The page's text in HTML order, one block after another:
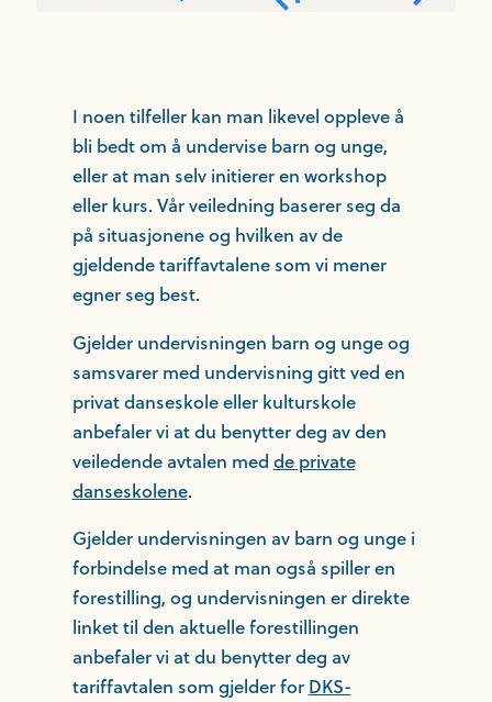
I noen tilfeller kan man likevel oppleve å
bli bedt om å undervise barn og unge,
eller at man selv initierer en workshop
eller kurs. Vår veiledning baserer seg da
på situasjonene og hvilken av de
gjeldende tariffavtalene som vi mener
egner seg best.
Gjelder undervisningen barn og unge og
samsvarer med undervisning gitt ved en
privat danseskole eller kulturskole
anbefaler vi at du benytter deg av den
veiledende avtalen med de private
danseskolene.
Gjelder undervisningen av barn og unge i
forbindelse med at man også spiller en
forestilling, og undervisningen er direkte
linket til den aktuelle forestillingen
anbefaler vi at du benytter deg av
tariffavtalen som gjelder for DKS-